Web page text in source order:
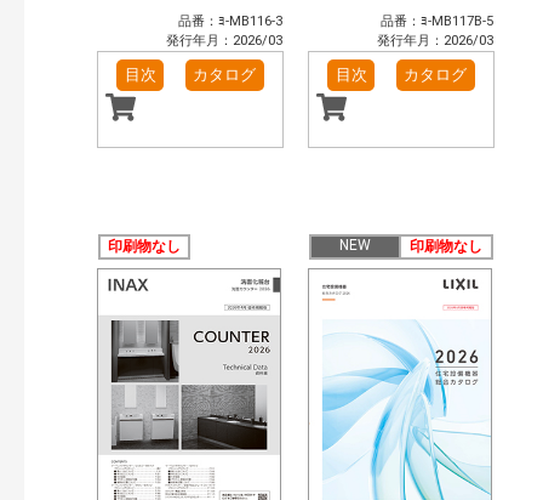
品番：ﾖ-MB116-3
発行年月：2026/03
目次 カタログ
品番：ﾖ-MB117B-5
発行年月：2026/03
目次 カタログ
印刷物なし NEW 印刷物なし